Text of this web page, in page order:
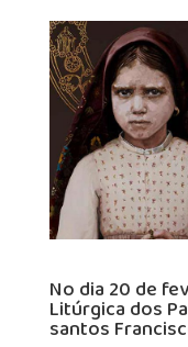
No dia 20 de
Litúrgica dos
santos